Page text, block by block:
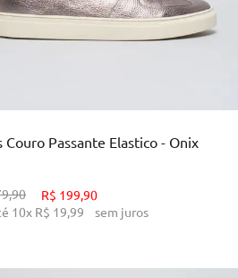
Couro Passante Elastico - Onix
,90 R$ 199 90
10x R$ 19 99 sem juros